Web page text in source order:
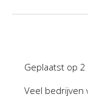
Geplaatst op 2
Veel bedrijven